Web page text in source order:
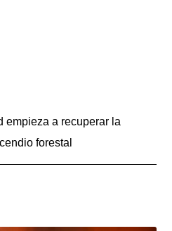
empieza a recuperar la
forestal